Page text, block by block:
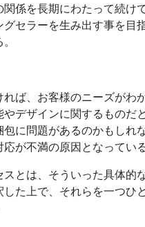
係を長期にわたって続け
セラーを生み出す事を目
ば、お客様のニーズがわ
デザインに関するものだ
に問題があるのかもしれ
が不満の原因となってい
とは、そういった具体的
た上で、それらを一つひ